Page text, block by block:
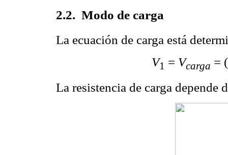
2.2. Modo de carga
La ecuación de carga está
V1 = Vcarga =
La resistencia de carga depende